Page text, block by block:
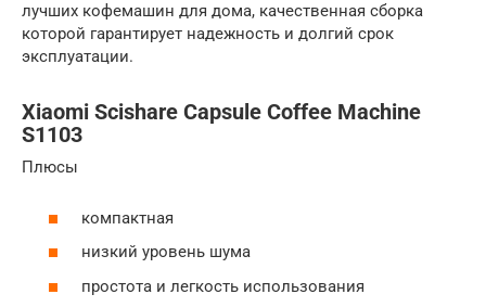
лучших кофемашин для дома, качественная сборка
которой гарантирует надежность и долгий срок
эксплуатации.
Xiaomi Scishare Capsule Coffee Machine
S1103
Плюсы
компактная
низкий уровень шума
простота и легкость использования